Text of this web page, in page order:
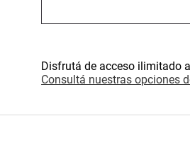
Disfrutá de acceso ilimitado
Consultá nuestras opciones